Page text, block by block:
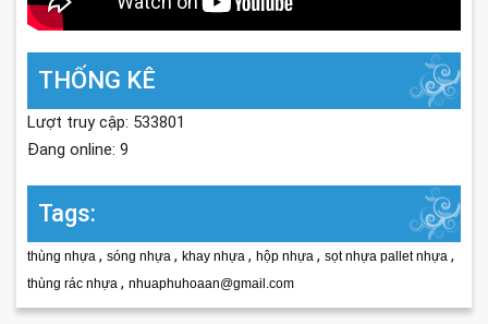
THỐNG KÊ
Lượt truy cập: 533801
Đang online: 9
Tags:
thùng nhựa , sóng nhựa , khay nhựa , hộp nhựa , sọt nhựa pallet nhựa ,
thùng rác nhựa , nhuaphuhoaan@gmail.com